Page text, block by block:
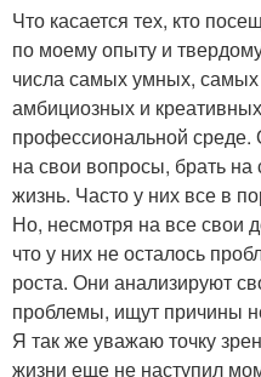
Что касается тех, кто
по моему опыту и
числа самых умных,
амбициозных и
профессиональной среде.
на свои вопросы, брать на
жизнь. Часто у них все в
Но, несмотря на все свои
что у них не осталось
роста. Они анализируют
проблемы, ищут причины
Я так же уважаю точку
жизни еще не наступил